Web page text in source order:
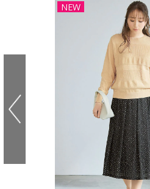
キッチン・雑貨・日用品
寝具・インテリア・家具通販すべて
家具・収納
カーテン・ラグ・ファブリック
美容・健康通販すべて
美容・健康・サプリメント
制服・スクール
制服・スクールすべて
制服・学生服
ジュニア・ティーンズ下着
大きいサイズ通販すべて
大きいサイズ レディース服
バーゲン
キッチン・雑貨・日用品
家具・収納
カーテン・ラグ・ファブリック
美容・健康通販すべて
美容・健康・サプリメント
制服・スクール
ジュニア・ティーンズ下着
大きいサイズ通販すべて
大きいサイズ レディース服
大きいサイズ レディース下着
大きいサイズ メンズ
詳細検索
NEW